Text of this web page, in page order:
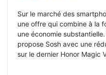
Sur le marché des
une offre qui combine à la
une économie
propose Sosh avec une
sur le dernier Honor Magic